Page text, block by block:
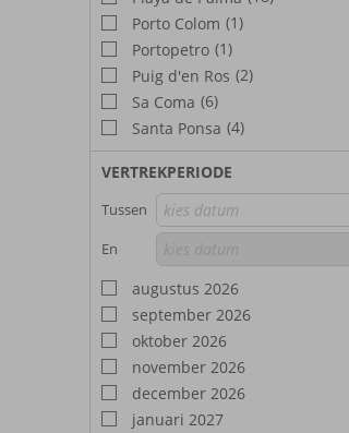
Porto Colom (1)
Portopetro (1)
Puig d'en Ros (2)
Sa Coma (6)
Santa Ponsa (4)
VERTREKPERIODE
Tussen
En
augustus 2026
september 2026
oktober 2026
november 2026
december 2026
januari 2027